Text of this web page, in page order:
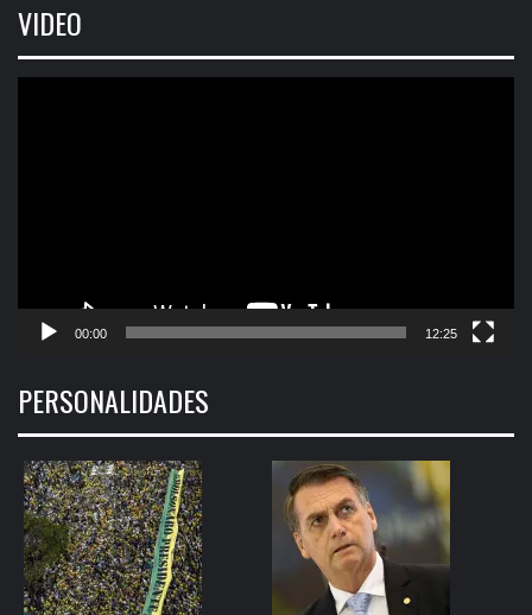
VIDEO
00:00 12:25
PERSONALIDADES